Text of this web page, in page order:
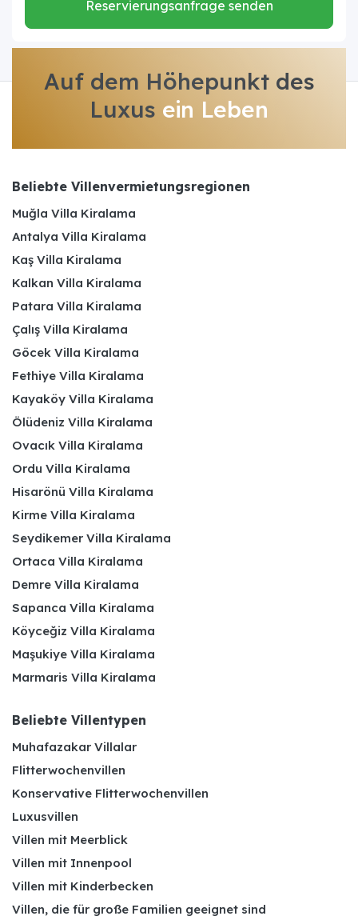
Reservierungsanfrage senden
Auf dem Höhepunkt des
Luxus ein Leben
Beliebte Villenvermietungsregionen
Muğla Villa Kiralama
Antalya Villa Kiralama
Kaş Villa Kiralama
Kalkan Villa Kiralama
Patara Villa Kiralama
Çalış Villa Kiralama
Göcek Villa Kiralama
Fethiye Villa Kiralama
Kayaköy Villa Kiralama
Ölüdeniz Villa Kiralama
Ovacık Villa Kiralama
Ordu Villa Kiralama
Hisarönü Villa Kiralama
Kirme Villa Kiralama
Seydikemer Villa Kiralama
Ortaca Villa Kiralama
Demre Villa Kiralama
Sapanca Villa Kiralama
Köyceğiz Villa Kiralama
Maşukiye Villa Kiralama
Marmaris Villa Kiralama
Beliebte Villentypen
Muhafazakar Villalar
Flitterwochenvillen
Konservative Flitterwochenvillen
Luxusvillen
Villen mit Meerblick
Villen mit Innenpool
Villen mit Kinderbecken
Villen, die für große Familien geeignet sind